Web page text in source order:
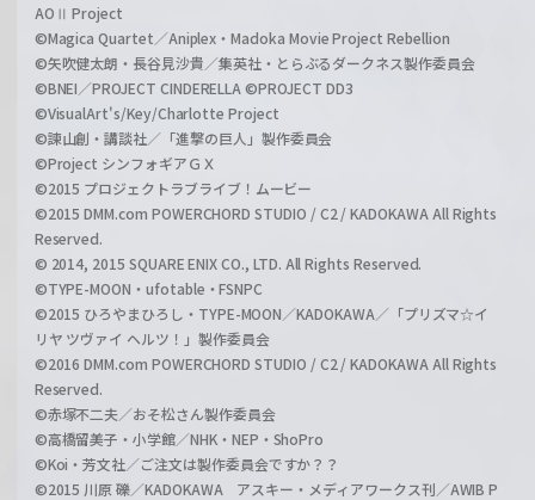
AOⅡ Project
©Magica Quartet／Aniplex・Madoka Movie Project Rebellion
©矢吹健太朗・長谷見沙貴／集英社・とらぶるダークネス製作委員会
©BNEI／PROJECT CINDERELLA ©PROJECT DD3
©VisualArt's/Key/Charlotte Project
©諫山創・講談社／「進撃の巨人」製作委員会
©Project シンフォギアＧＸ
©2015 プロジェクトラブライブ！ムービー
©2015 DMM.com POWERCHORD STUDIO / C2 / KADOKAWA All Rights
Reserved.
© 2014, 2015 SQUARE ENIX CO., LTD. All Rights Reserved.
©TYPE-MOON・ufotable・FSNPC
©2015 ひろやまひろし・TYPE-MOON／KADOKAWA／「プリズマ☆イ
リヤ ツヴァイ ヘルツ！」製作委員会
©2016 DMM.com POWERCHORD STUDIO / C2 / KADOKAWA All Rights
Reserved.
©赤塚不二夫／おそ松さん製作委員会
©高橋留美子・小学館／NHK・NEP・ShoPro
©Koi・芳文社／ご注文は製作委員会ですか？？
©2015 川原 礫／KADOKAWA アスキー・メディアワークス刊／AWIB P